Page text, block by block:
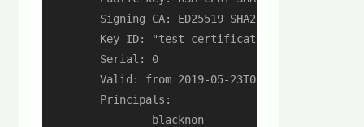
Signing CA: ED25519
        Key ID: "test-certificate"
        Serial: 0
Valid: from 2019-05-23T05:52:00 to 2020-
        Principals:
                blacknon